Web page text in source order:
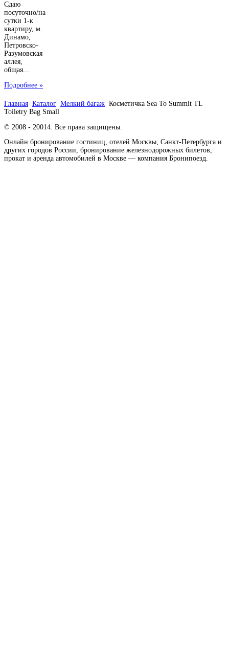
Сдаю
посуточно/на
сутки 1-к
квартиру, м.
Динамо,
Петровско-
Разумовская
аллея,
общая...
Подробнее »
Главная Каталог Мелкий багаж Косметичка Sea To Summit TL
Toiletry Bag Small
© 2008 - 20014. Все права защищены.
Онлайн бронирование гостиниц, отелей Москвы, Санкт-Петербурга и
других городов России, бронирование железнодорожных билетов,
прокат и аренда автомобилей в Москве — компания Бронипоезд.